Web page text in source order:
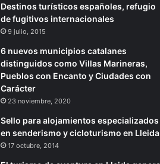
Destinos turísticos españoles, refugio
de fugitivos internacionales
9 julio, 2015
6 nuevos municipios catalanes
distinguidos como Villas Marineras,
Pueblos con Encanto y Ciudades con
Carácter
23 noviembre, 2020
Sello para alojamientos especializados
en senderismo y cicloturismo en Lleida
17 octubre, 2014